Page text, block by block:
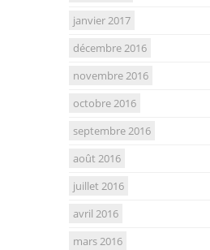
janvier 2017
décembre 2016
novembre 2016
octobre 2016
septembre 2016
août 2016
juillet 2016
avril 2016
mars 2016